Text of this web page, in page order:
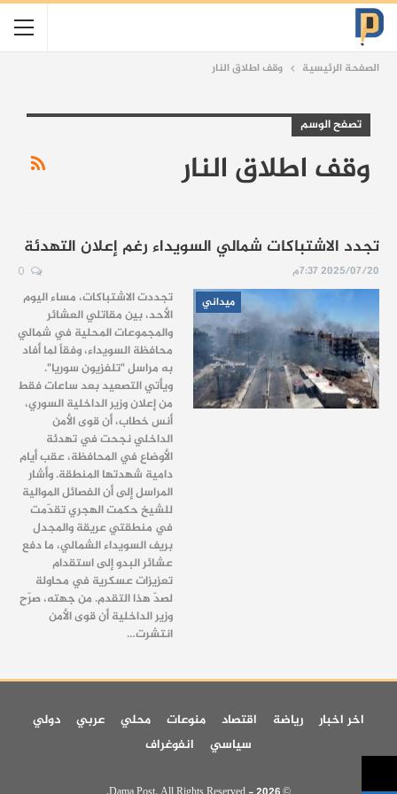
الصفحة الرئيسية وقف اطلاق النار
تصفح الوسم
وقف اطلاق النار
تجدد الاشتباكات شمالي السويداء رغم إعلان التهدئة
2025/07/20 7:37م
ميداني
تجددت الاشتباكات، مساء اليوم
الأحد، بين مقاتلي العشائر
والمجموعات المحلية في شمالي
محافظة السويداء، وفقاً لما أفاد
به مراسل "تلفزيون سوريا".
ويأتي التصعيد بعد ساعات فقط
من إعلان وزير الداخلية السوري،
أنس خطاب، أن قوى الأمن
الداخلي نجحت في تهدئة
الأوضاع في المحافظة، عقب أيام
دامية شهدتها المنطقة. وأشار
المراسل إلى أن الفصائل الموالية
للشيخ حكمت الهجري تقدّمت
في منطقتي عريقة والمجدل
بريف السويداء الشمالي، ما دفع
عشائر البدو إلى استقدام
تعزيزات عسكرية في محاولة
لصدّ هذا التقدم. من جهته، صرّح
وزير الداخلية أن قوى الأمن
انتشرت…
اخر اخبار رياضة اقتصاد منوعات محلي عربي
دولي
سياسي
انفوغراف